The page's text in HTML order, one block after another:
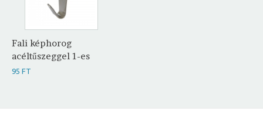
Fali képhorog
acéltűszeggel 1-es
95 FT